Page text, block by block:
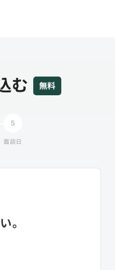
む 無料
5
面談日
。